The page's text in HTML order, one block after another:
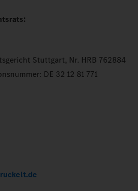
Stuttgart, Nr. HRB 762884
DE 32 12 81 771